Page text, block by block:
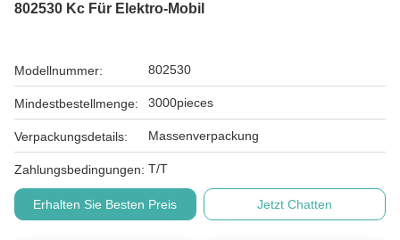
802530 Kc Für Elektro-Mobil
Modellnummer: 802530
Mindestbestellmenge: 3000pieces
Verpackungsdetails: Massenverpackung
Zahlungsbedingungen: T/T
Erhalten Sie Besten Preis Jetzt Chatten